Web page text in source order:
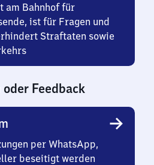
am Bahnhof für
ist für Fragen und
Straftaten sowie
Feedback
per WhatsApp,
beseitigt werden